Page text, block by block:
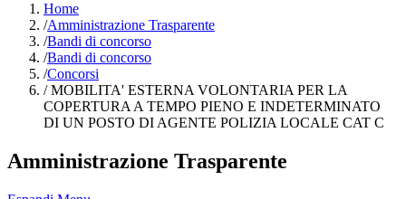
Home
/Amministrazione Trasparente
/Bandi di concorso
/Bandi di concorso
/Concorsi
/MOBILITA' ESTERNA VOLONTARIA PER LA
COPERTURA A TEMPO PIENO E INDETERMINATO
DI UN POSTO DI AGENTE POLIZIA LOCALE CAT C
Amministrazione Trasparente